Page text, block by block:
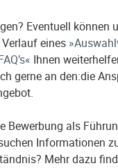
Eventuell können
eines
Ihnen
gerne an den:die
Bewerbung als
Informationen
Mehr dazu